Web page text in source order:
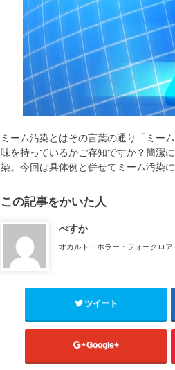
ミーム汚染とはその言葉の通り「ミー
味を持っているかご存知ですか？簡潔
染。今回は具体例と併せてミーム汚染
この記事をかいた人
ぺすか
オカルト・ホラー・フォークロ
ツイート
Google+